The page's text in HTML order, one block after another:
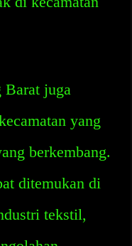
Barat juga
yang
berkembang.
ditemukan di
tekstil,